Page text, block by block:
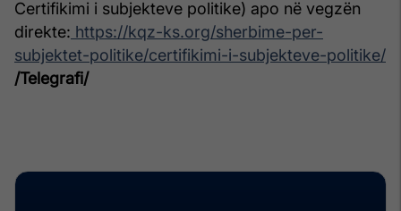
Certifikimi i subjekteve politike) apo në vegzën
direkte: https://kqz-ks.org/sherbime-per-
subjektet-politike/certifikimi-i-subjekteve-politike/
/Telegrafi/